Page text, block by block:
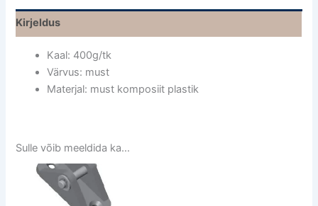
Kirjeldus
Kaal: 400g/tk
Värvus: must
Materjal: must komposiit plastik
Sulle võib meeldida ka…